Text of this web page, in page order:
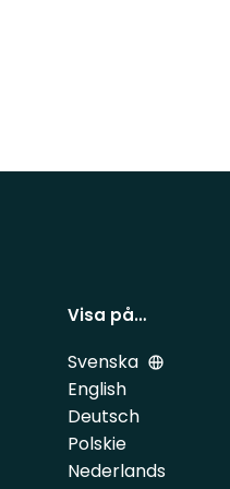
Visa på…
Svenska
English
Deutsch
Polskie
Nederlands